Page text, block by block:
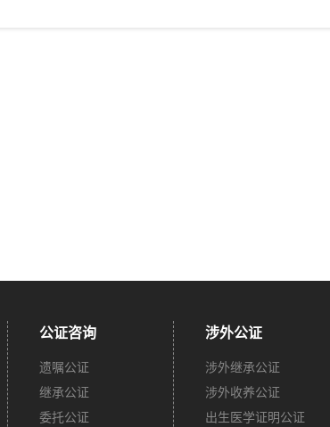
公证咨询
遗嘱公证
继承公证
委托公证
涉外公证
涉外继承公证
涉外收养公证
出生医学证明公证